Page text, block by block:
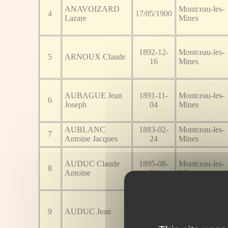
4
ANAVOIZARD
Lazare
17/05/1900
Montceau-les-
Mines
5 ARNOUX Claude
1892-12-
16
Montceau-les-
Mines
6
AUBAGUE Jean
Joseph
1891-11-
04
Montceau-les-
Mines
7
AUBLANC
Antoine Jacques
1883-02-
24
Montceau-les-
Mines
8
AUDUC Claude
Antoine
1895-08-
21
Montceau-les-
Mines
9 AUDUC Jean